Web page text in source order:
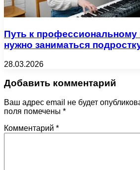
Путь к профессиональному
нужно заниматься
28.03.2026
Добавить комментарий
Ваш адрес email не будет
поля помечены *
Комментарий *